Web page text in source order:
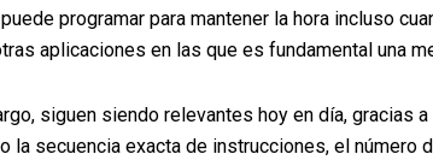
programar para mantener la hora incluso
aplicaciones en las que es fundamental una
siguen siendo relevantes hoy en día, gracias
secuencia exacta de instrucciones, el número